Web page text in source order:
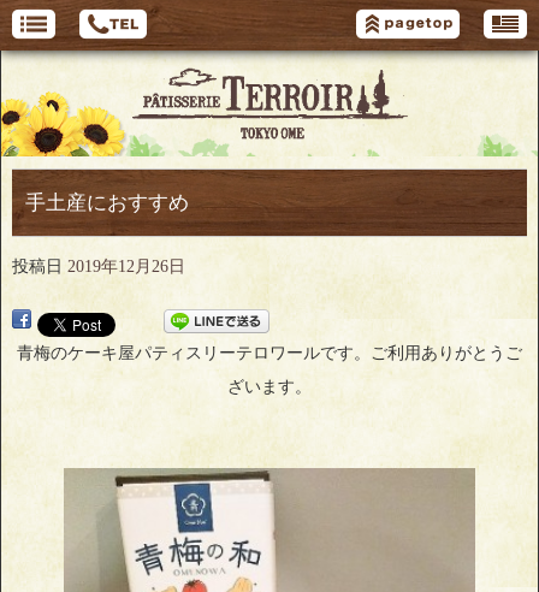
手土産におすすめ
投稿日 2019年12月26日
青梅のケーキ屋パティスリーテロワールです。ご利用ありがとうご
ざいます。